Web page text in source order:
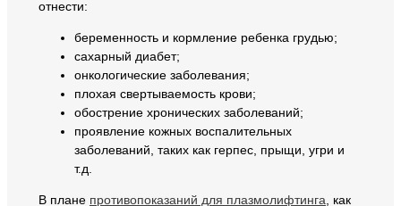
отнести:
беременность и кормление ребенка грудью;
сахарный диабет;
онкологические заболевания;
плохая свертываемость крови;
обострение хронических заболеваний;
проявление кожных воспалительных
заболеваний, таких как герпес, прыщи, угри и
т.д.
В плане противопоказаний для плазмолифтинга, как